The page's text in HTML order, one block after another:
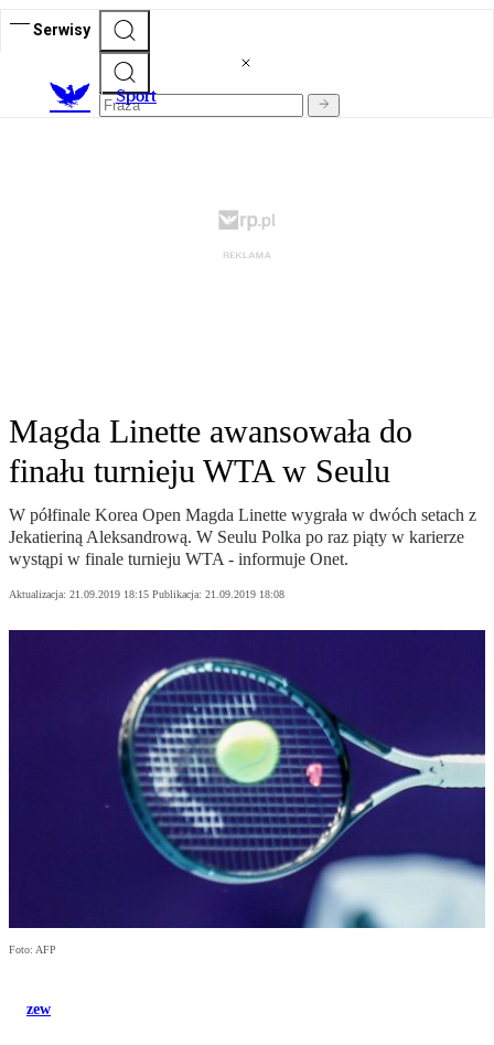
Serwisy
Sport
Magda Linette awansowała do
finału turnieju WTA w Seulu
W półfinale Korea Open Magda Linette wygrała w dwóch setach z
Jekatieriną Aleksandrową. W Seulu Polka po raz piąty w karierze
wystąpi w finale turnieju WTA - informuje Onet.
Aktualizacja: 21.09.2019 18:15 Publikacja: 21.09.2019 18:08
Foto: AFP
zew